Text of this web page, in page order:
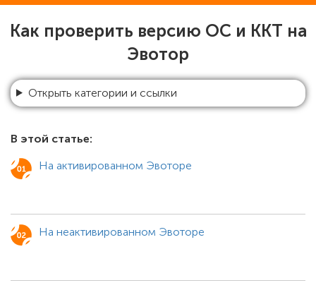
Как проверить версию ОС и ККТ на
Эвотор
В этой статье:
На активированном Эвоторе
На неактивированном Эвоторе